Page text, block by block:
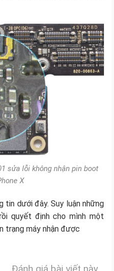
sửa lỗi không nhận pin boot
X
tin dưới đây. Suy luận những
quyết định cho mình một
trạng máy nhận được